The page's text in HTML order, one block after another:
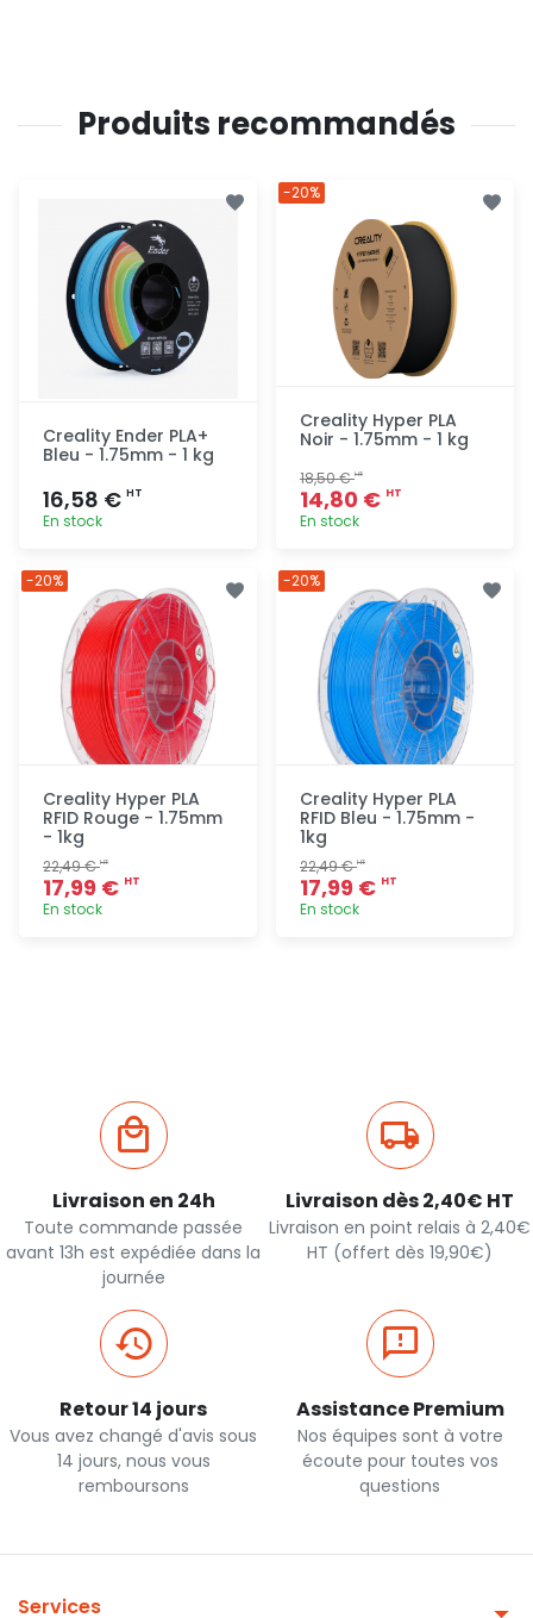
Produits recommandés
Creality Ender PLA+
Bleu - 1.75mm - 1 kg
16,58 € HT
En stock
rapide
Creality Hyper PLA
Noir - 1.75mm - 1 kg
18,50 €HT
14,80 € HT
En stock
rapide
-20%
Creality Hyper PLA
RFID Rouge - 1.75mm
- 1kg
22,49 €HT
17,99 € HT
En stock
-20%
Creality Hyper PLA
RFID Bleu - 1.75mm -
1kg
22,49 €HT
17,99 € HT
En stock
-20%
Livraison en 24h
Toute commande passée
avant 13h est expédiée dans la
journée
Livraison dès 2,40€ HT
Livraison en point relais à 2,40€
HT (offert dès 19,90€)
Retour 14 jours
Vous avez changé d'avis sous
14 jours, nous vous
remboursons
Assistance Premium
Nos équipes sont à votre
écoute pour toutes vos
questions
Services